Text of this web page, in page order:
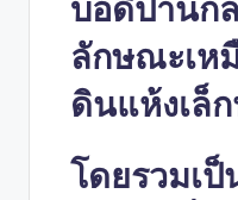
บอดี้ปานก
ลักษณะเห
ดินแห้งเล็
โดยรวมเ